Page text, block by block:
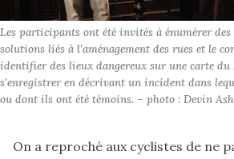
Les participants ont été invités à énumérer des
solutions liés à l'aménagement des rues et le
identifier des lieux dangereux sur une carte
s'enregistrer en décrivant un incident dans
ou dont ils ont été témoins. – photo : Devin
On a reproché aux cyclistes de ne